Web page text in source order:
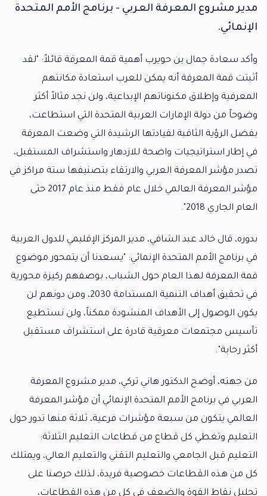
مدير مشروع المعرفة العربي - برنامج الأمم المتحدة
الإنمائي.
وأكد سعادة جمال بن حويرب أهمية قمة المعرفة قائلاً: "لقد
أثبتت قمة المعرفة أنه يمكن للعرب استعادة مكانتهم
المعرفية وإطلاق مكنوناتهم الإبداعية، ولن نجد مثالاً أكثر
وضوحاً من دولة الإمارات العربية المتحدة التي استطاعت،
بفضل الرؤية الثاقبة لقيادتها الرشيدة التي وضعت المعرفة
في إطار استراتيجيات واضحة للازدهار واستشراف المستقبل،
تصدر مؤشر المعرفة العربي والارتقاء بتصنيفها ستة مراكز في
مؤشر المعرفة العالمي خلال عام فقط منذ عام 2017 حتى
العام الجاري 2018".
بدوره، قال خالد عبد الشافي، مدير المركز الإقليمي للدول العربية
في برنامج الأمم المتحدة الإنمائي: "يسعدنا أن يتمحور موضوع
قمة المعرفة لهذا العام حول الشباب، بوصفهم ركيزة محورية
في تحقيق أهداف التنمية المستدامة 2030، ومن دونهم لن
يكون الوصول إلى الأهداف المنشودة ممكناً، ولن نستطيع
تأسيس مجتمعات معرفية قادرة على استشراف مستقبل
أكثر رحابة".
من جهته، أوضح الدكتور هاني تركي، مدير مشروع المعرفة
العربي في برنامج الأمم المتحدة الإنمائي أن مؤشر المعرفة
العالمي يتكون من سبعة مؤشرات فرعية، ثلاثة منها تدور حول
التعليم وتغطي كل قطاع من قطاعات التعليم الثلاثة:
التعليم قبل الجامعي والتعليم التقني والتعليم العالي، ويمتلك
كل من هذه القطاعات خصوصية فريدة، لذلك حرصنا على
تحليل نقاط القوة والضعف في كل من هذه القطاعات،